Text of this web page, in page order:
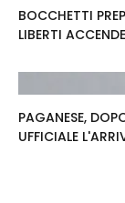
BOCCHETTI
LIBERTI
PAGANESE,
UFFICIALE